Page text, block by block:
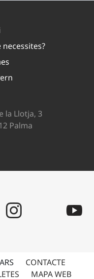
necessites?
la Llotja, 3
Palma
CONTACTE
MAPA WEB